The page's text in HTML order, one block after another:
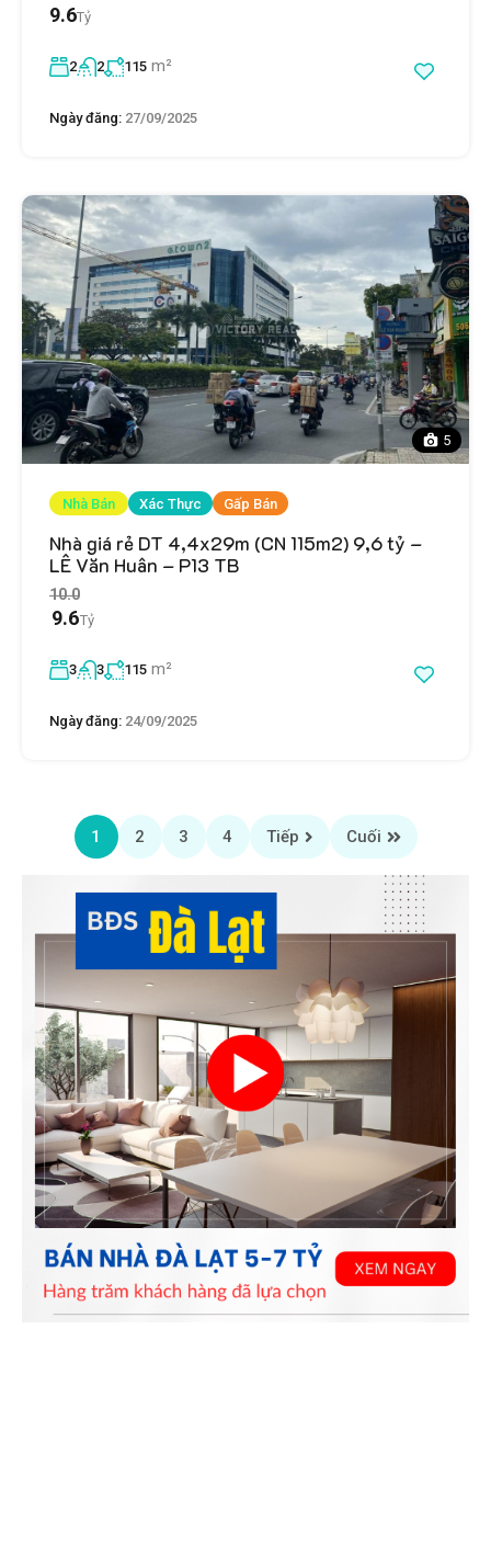
9.6Tỷ
2 2 115 m²
Ngày đăng: 27/09/2025
5
Nhà Bán Xác Thực Gấp Bán
Nhà giá rẻ DT 4,4x29m (CN 115m2) 9,6 tỷ –
LÊ Văn Huân – P13 TB
9.6
10.0
Tỷ
3 3 115 m²
Ngày đăng: 24/09/2025
1 2 3 4 Tiếp Cuối